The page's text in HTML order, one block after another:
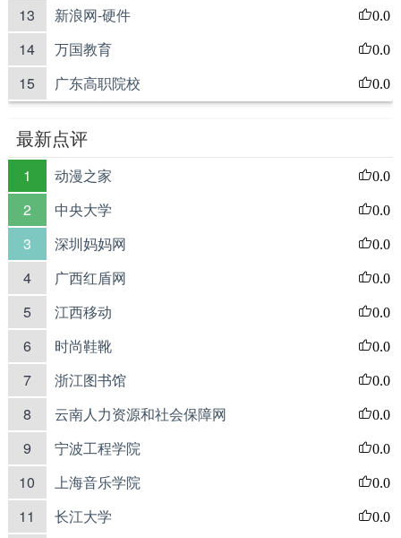
13 新浪网-硬件 0.0
14 万国教育 0.0
15 广东高职院校 0.0
最新点评
1 动漫之家 0.0
2 中央大学 0.0
3 深圳妈妈网 0.0
4 广西红盾网 0.0
5 江西移动 0.0
6 时尚鞋靴 0.0
7 浙江图书馆 0.0
8 云南人力资源和社会保障网 0.0
9 宁波工程学院 0.0
10 上海音乐学院 0.0
11 长江大学 0.0